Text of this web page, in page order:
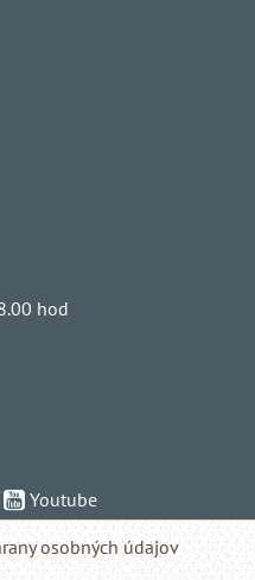
hod
Youtube
osobných údajov